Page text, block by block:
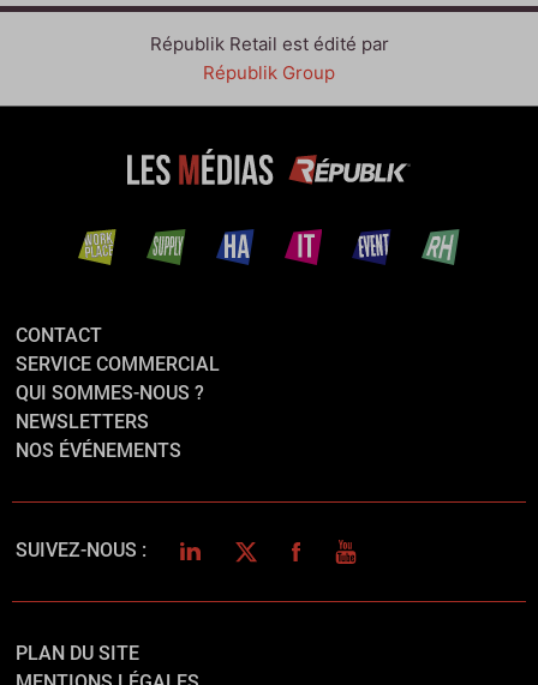
Républik Retail est édité par
Républik Group
CONTACT
SERVICE COMMERCIAL
QUI SOMMES-NOUS ?
NEWSLETTERS
NOS ÉVÉNEMENTS
SUIVEZ-NOUS : LINKEDINTWITTERFACEBOOK
YOUTUBE
PLAN DU SITE